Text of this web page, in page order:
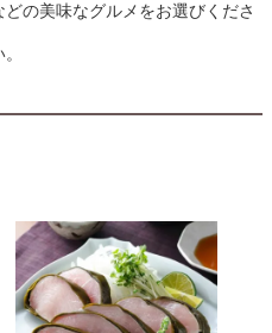
の美味なグルメをお選びくださ